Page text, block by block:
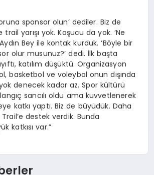
sponsor olun’ dediler. Biz de
trail yarışı yok. Koşucu da yok. ‘Ne
Bey ile kontak kurduk. ‘Böyle bir
olur musunuz?’ dedi. İlk başta
katılım düşüktü. Organizasyon
basketbol ve voleybol onun dışında
denecek kadar az. Spor kültürü
sancılı oldu ama kuvvetlenerek
katkı yaptı. Biz de büyüdük. Daha
destek verdik. Bunda
katkısı var.”